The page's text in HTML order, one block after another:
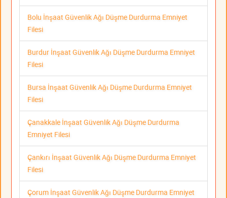
Bolu İnşaat Güvenlik Ağı Düşme Durdurma Emniyet
Filesi
Burdur İnşaat Güvenlik Ağı Düşme Durdurma Emniyet
Filesi
Bursa İnşaat Güvenlik Ağı Düşme Durdurma Emniyet
Filesi
Çanakkale İnşaat Güvenlik Ağı Düşme Durdurma
Emniyet Filesi
Çankırı İnşaat Güvenlik Ağı Düşme Durdurma Emniyet
Filesi
Çorum İnşaat Güvenlik Ağı Düşme Durdurma Emniyet